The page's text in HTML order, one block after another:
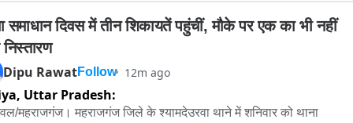
से एक को जोधपुर रैफर किया गया। भंवरी देवी विश्नोई के हत्यारे को गिरफ्तार
की मांग को लेकर पूर्व विधायक किसनाराम विश्नोई के नेतृत्व में लोहावट थाने के
दिया जा रहा है।
समाधान दिवस में तीन शिकायतें पहुंचीं, मौके पर एक का भी नहीं
Dipu RawatFollow 12m ago
Uttar Pradesh:
महराजगंज। महराजगंज जिले के श्यामदेउरवा थाने में शनिवार को थाना